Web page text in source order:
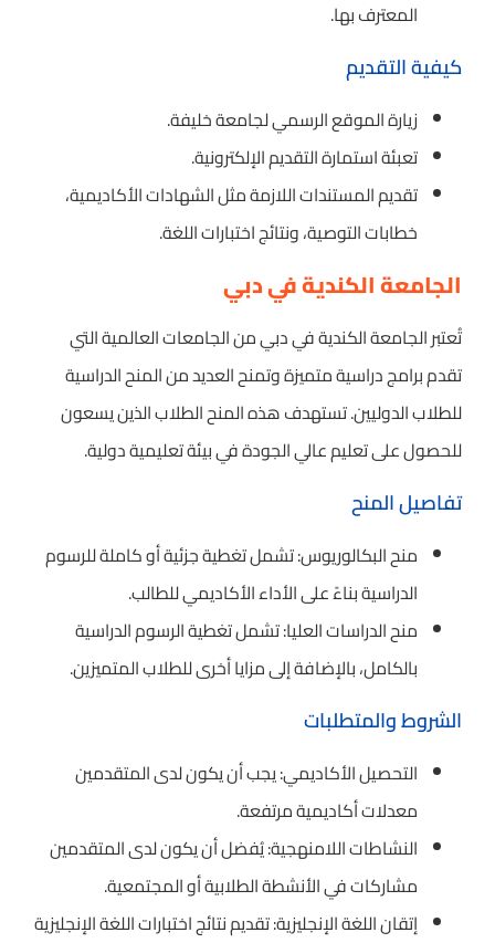
المعترف بها.
كيفية التقديم
زيارة الموقع الرسمي لجامعة خليفة.
تعبئة استمارة التقديم الإلكترونية.
تقديم المستندات اللازمة مثل الشهادات الأكاديمية،
خطابات التوصية، ونتائج اختبارات اللغة.
الجامعة الكندية في دبي
تُعتبر الجامعة الكندية في دبي من الجامعات العالمية التي
تقدم برامج دراسية متميزة وتمنح العديد من المنح الدراسية
للطلاب الدوليين. تستهدف هذه المنح الطلاب الذين يسعون
للحصول على تعليم عالي الجودة في بيئة تعليمية دولية.
تفاصيل المنح
منح البكالوريوس: تشمل تغطية جزئية أو كاملة للرسوم
الدراسية بناءً على الأداء الأكاديمي للطالب.
منح الدراسات العليا: تشمل تغطية الرسوم الدراسية
بالكامل، بالإضافة إلى مزايا أخرى للطلاب المتميزين.
الشروط والمتطلبات
التحصيل الأكاديمي: يجب أن يكون لدى المتقدمين
معدلات أكاديمية مرتفعة.
النشاطات اللامنهجية: يُفضل أن يكون لدى المتقدمين
مشاركات في الأنشطة الطلابية أو المجتمعية.
إتقان اللغة الإنجليزية: تقديم نتائج اختبارات اللغة الإنجليزية